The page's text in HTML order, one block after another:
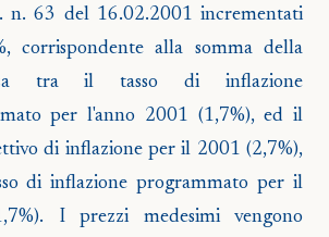
n. 63 del 16.02.2001 incrementati
corrispondente alla somma della
tra il tasso di inflazione
per l'anno 2001 (1,7%), ed il
di inflazione per il 2001 (2,7%),
di inflazione programmato per il
I prezzi medesimi vengono